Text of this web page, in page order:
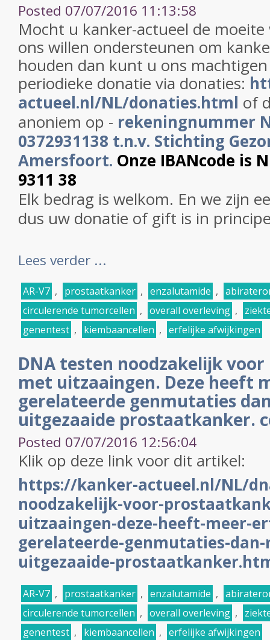
Posted 07/07/2016 11:13:58
Mocht u kanker-actueel de
ons willen ondersteunen om
houden dan kunt u ons
periodieke donatie via donaties:
actueel.nl/NL/donaties.html of
anoniem op - rekeningnummer
0372931138 t.n.v. Stichting
Amersfoort. Onze IBANcode is
9311 38
Elk bedrag is welkom. En we zijn
dus uw donatie of gift is in
Lees verder ...
AR-V7 , prostaatkanker , enzalutamide ,
circulerende tumorcellen , overall overleving ,
genentest , kiembaancellen , erfelijke afwijkingen
DNA testen noodzakelijk
met uitzaaingen. Deze heeft
gerelateerde genmutaties
uitgezaaide prostaatkanker.
Posted 07/07/2016 12:56:04
Klik op deze link voor dit artikel:
https://kanker-actueel.nl/NL/
noodzakelijk-voor-
uitzaaingen-deze-heeft-meer-
gerelateerde-genmutaties-
uitgezaaide-
AR-V7 , prostaatkanker , enzalutamide ,
circulerende tumorcellen , overall overleving ,
genentest , kiembaancellen , erfelijke afwijkingen